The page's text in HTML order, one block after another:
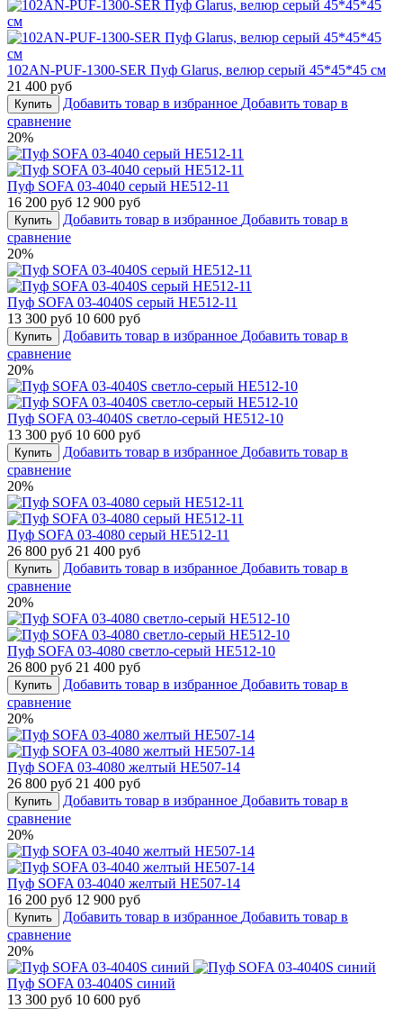
102AN-PUF-1300-SER Пуф Glarus, велюр серый 45*45*45 см
21 400 руб
Купить Добавить товар в избранное Добавить товар в
сравнение
20%
Пуф SOFA 03-4040 серый HE512-11
16 200 руб 12 900 руб
Купить Добавить товар в избранное Добавить товар в
сравнение
20%
Пуф SOFA 03-4040S серый HE512-11
13 300 руб 10 600 руб
Купить Добавить товар в избранное Добавить товар в
сравнение
20%
Пуф SOFA 03-4040S светло-серый HE512-10
13 300 руб 10 600 руб
Купить Добавить товар в избранное Добавить товар в
сравнение
20%
Пуф SOFA 03-4080 серый HE512-11
26 800 руб 21 400 руб
Купить Добавить товар в избранное Добавить товар в
сравнение
20%
Пуф SOFA 03-4080 светло-серый HE512-10
26 800 руб 21 400 руб
Купить Добавить товар в избранное Добавить товар в
сравнение
20%
Пуф SOFA 03-4080 желтый HE507-14
26 800 руб 21 400 руб
Купить Добавить товар в избранное Добавить товар в
сравнение
20%
Пуф SOFA 03-4040 желтый HE507-14
16 200 руб 12 900 руб
Купить Добавить товар в избранное Добавить товар в
сравнение
20%
Пуф SOFA 03-4040S синий
13 300 руб 10 600 руб